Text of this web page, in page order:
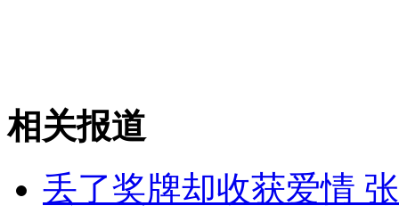
相关报道
丢了奖牌却收获爱情